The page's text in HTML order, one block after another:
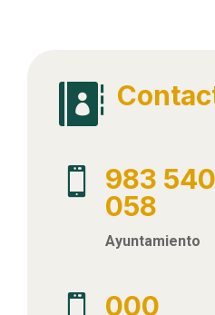


983 540
058
Ayuntamiento

000